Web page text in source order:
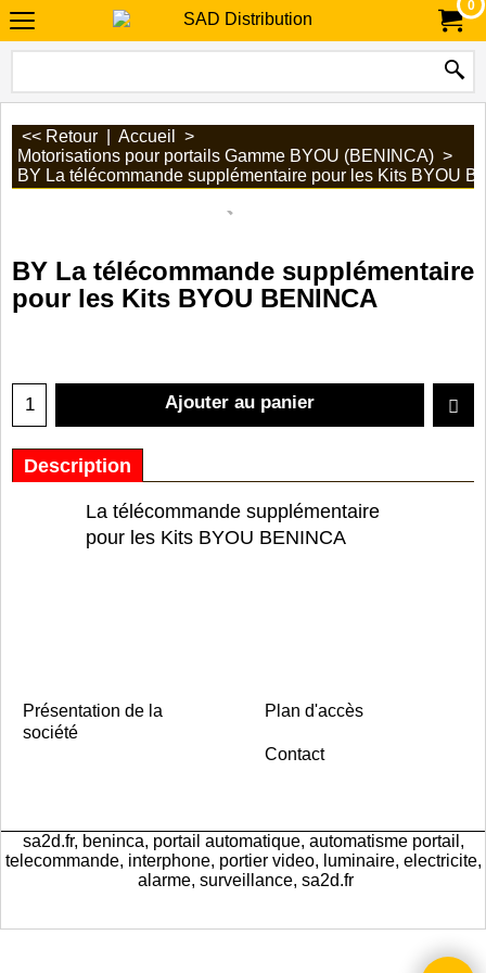
0
<< Retour Accueil
>
Motorisations pour portails Gamme BYOU (BENINCA) >
BY La télécommande supplémentaire pour les Kits BYOU
BY La télécommande supplémentaire
pour les Kits BYOU BENINCA
Ajouter au panier
Description
La télécommande supplémentaire
pour les Kits BYOU BENINCA
Présentation de la
société
Plan d'accès
Contact
sa2d.fr, beninca, portail automatique, automatisme portail,
telecommande, interphone, portier video, luminaire, electricite,
alarme, surveillance, sa2d.fr